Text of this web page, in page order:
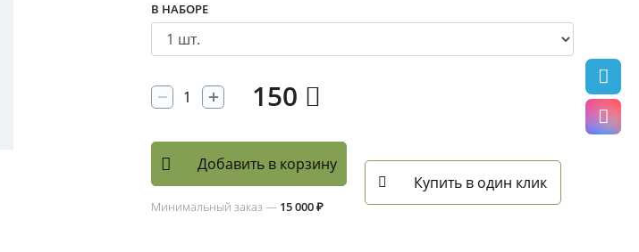
В НАБОРЕ
150
Добавить в корзину
Минимальный заказ — 15 000 ₽
Купить в один клик